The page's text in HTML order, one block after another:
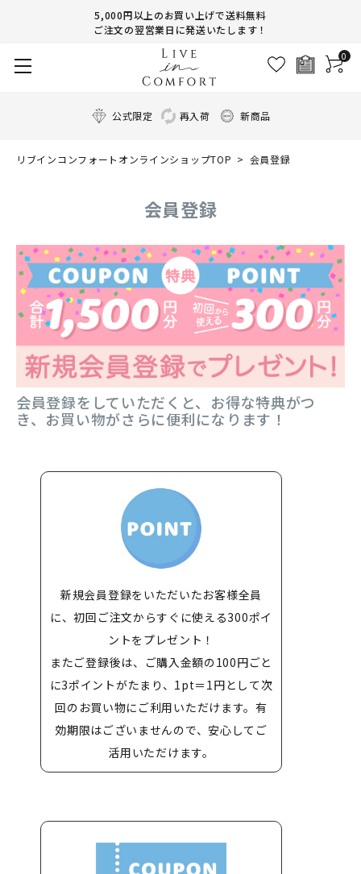
5,000円以上のお買い上げで送料無料
ご注文の翌営業日に発送いたします！
0
公式限定 再入荷 新商品
リブインコンフォートオンラインショップTOP 会員登録
会員登録
会員登録をしていただくと、お得な特典がつ
き、お買い物がさらに便利になります！
新規会員登録をいただいたお客様全員
に、初回ご注文からすぐに使える300ポイ
ントをプレゼント！
またご登録後は、ご購入金額の100円ごと
に3ポイントがたまり、1pt＝1円として次
回のお買い物にご利用いただけます。有
効期限はございませんので、安心してご
活用いただけます。